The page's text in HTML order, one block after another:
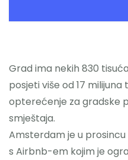
Grad ima nekih 830
posjeti više od 17
opterećenje za gradske
smještaja.
Amsterdam je u
s Airbnb-em kojim je